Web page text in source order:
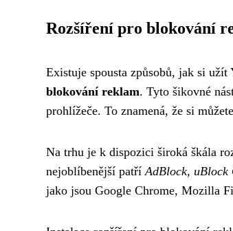
Rozšíření pro blokování
Existuje spousta způsobů, jak si
blokování reklam. Tyto šikovné
prohlížeče. To znamená, že si
Na trhu je k dispozici široká škála
nejoblíbenější patříAdBlock,
jako jsou Google Chrome, Mozilla